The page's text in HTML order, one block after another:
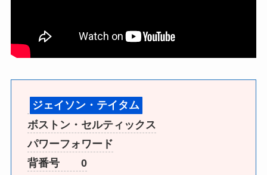
ジェイソン・テイタム
ボストン・セルティックス
パワーフォワード
背番号 0